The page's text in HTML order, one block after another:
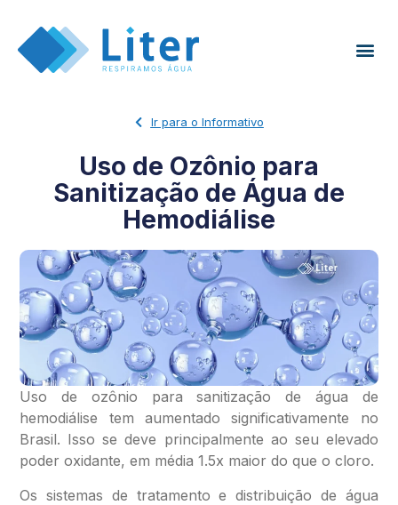
Ir para o Informativo
Uso de Ozônio para
Sanitização de Água de
Hemodiálise
Uso de ozônio para sanitização de água de
hemodiálise tem aumentado significativamente no
Brasil. Isso se deve principalmente ao seu elevado
poder oxidante, em média 1.5x maior do que o cloro.
Os sistemas de tratamento e distribuição de água